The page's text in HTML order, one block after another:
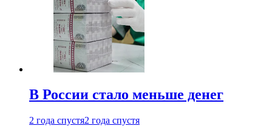
В России стало меньше денег
2 года спустя2 года спустя